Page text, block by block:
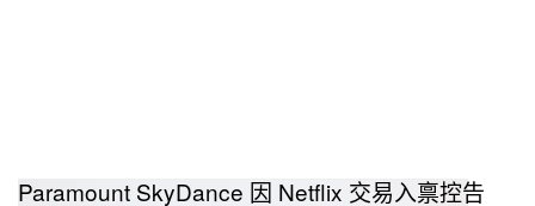
Paramount SkyDance 因 Netflix 交易入禀控告